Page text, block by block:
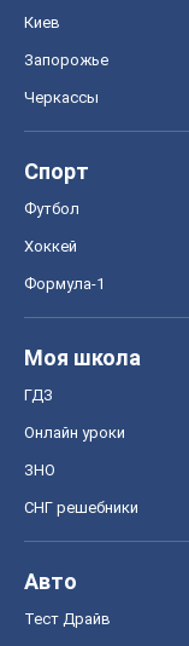
Киев
Запорожье
Черкассы
Спорт
Футбол
Хоккей
Формула-1
Моя школа
ГДЗ
Онлайн уроки
ЗНО
СНГ решебники
Авто
Тест Драйв